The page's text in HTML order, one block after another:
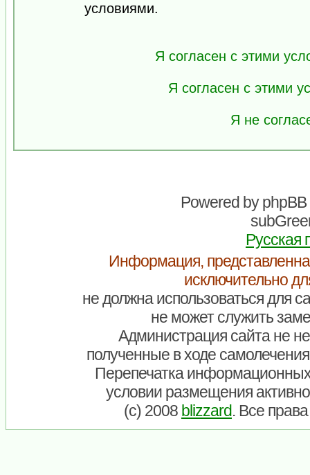
условиями.
Я согласен с этими
Я согласен с этими
Я не
Powered byphpBB
Русская
Информация,
исключительно
не должна использоваться для
не может служить
Администрация сайта не
полученные в ходе
Перепечатка
условии размещения
(c) 2008 blizzard. Все